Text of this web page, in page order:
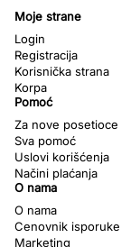
Moje strane
Login
Registracija
Korisnička strana
Korpa
Pomoć
Za nove posetioce
Sva pomoć
Uslovi korišćenja
Načini plaćanja
O nama
O nama
Cenovnik isporuke
Marketing